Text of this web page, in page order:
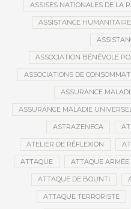
ASSISES NATIONALES DE LA
ASSISTANCE HUMANITAIRE
ASSOCIATION BÉNÉVOLE
ASSOCIATIONS DE
ASSURANCE
ASSURANCE MALADIE
ASTRAZENECA
ATELIER DE RÉFLEXION
ATTAQUE ATTAQUE ARMÉE
ATTAQUE DE BOUNTI
ATTAQUE TERRORISTE